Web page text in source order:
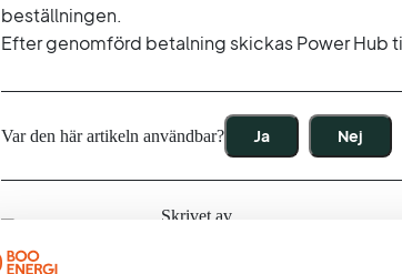
beställningen.
Efter genomförd betalning skickas Power Hub
Var den här artikeln användbar? Ja Nej
Skrivet av